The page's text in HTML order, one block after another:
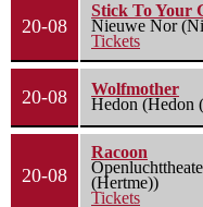
20-08
Stick To Your
Nieuwe Nor
Tickets
20-08
Wolfmother
Hedon (Hedon
20-08
Racoon
(Hertme))
Tickets